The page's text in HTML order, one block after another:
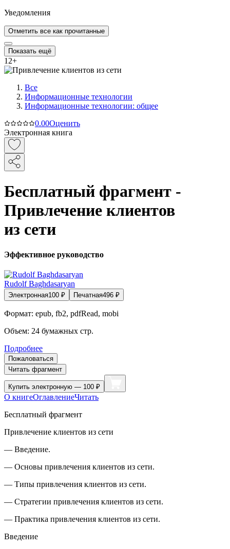
Уведомления
Отметить все как прочитанные
Показать ещё
12+
Все
Информационные технологии
Информационные технологии: общее
0.00Оценить
Электронная книга
Бесплатный фрагмент -
Привлечение клиентов
из сети
Эффективное руководство
Rudolf Baghdasaryan
Электронная100 ₽ Печатная496 ₽
Формат: epub, fb2, pdfRead, mobi
Объем: 24 бумажных стр.
Подробнее
Пожаловаться
Читать фрагмент
Купить электронную — 100 ₽
О книгеОглавлениеЧитать
Бесплатный фрагмент
Привлечение клиентов из сети
— Введение.
— Основы привлечения клиентов из сети.
— Типы привлечения клиентов из сети.
— Стратегии привлечения клиентов из сети.
— Практика привлечения клиентов из сети.
Введение